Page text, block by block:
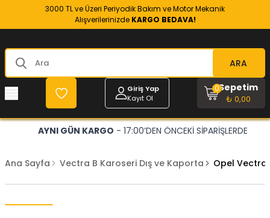
3000 TL ve Üzeri Periyodik Bakım ve Motor Mekanik
Alışverilerinizde KARGO BEDAVA!
ARA
Giriş Yap
Kayıt Ol
Sepetim
₺ 0,00
0
AYNI GÜN KARGO - 17:00’DEN ÖNCEKİ SİPARİŞLERDE
Ana Sayfa Vectra B Karoseri Dış ve Kaporta Opel Vectra